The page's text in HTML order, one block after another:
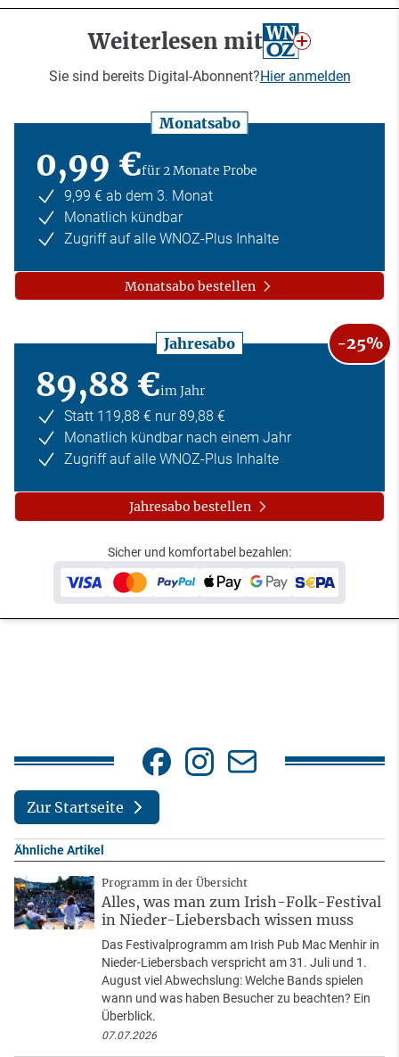
Weiterlesen mit
Sie sind bereits Digital-Abonnent?Hier anmelden
Monatsabo
0,99 €für 2 Monate Probe
9,99 € ab dem 3. Monat
Monatlich kündbar
Zugriff auf alle WNOZ-Plus Inhalte
Monatsabo bestellen
Jahresabo -25%
89,88 €im Jahr
Statt 119,88 € nur 89,88 €
Monatlich kündbar nach einem Jahr
Zugriff auf alle WNOZ-Plus Inhalte
Jahresabo bestellen
Sicher und komfortabel bezahlen:
Zur Startseite
Ähnliche Artikel
Programm in der Übersicht
Alles, was man zum Irish-Folk-Festival
in Nieder-Liebersbach wissen muss
Das Festivalprogramm am Irish Pub Mac Menhir in
Nieder-Liebersbach verspricht am 31. Juli und 1.
August viel Abwechslung: Welche Bands spielen
wann und was haben Besucher zu beachten? Ein
Überblick.
07.07.2026